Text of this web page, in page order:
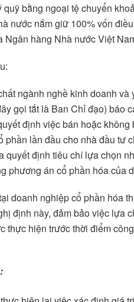
bằng ngoại tệ chuyển
nước nắm giữ 100% vốn
hàng Nhà nước Việt
ngành nghề kinh doanh
gọi tắt là Ban Chỉ đạo) báo
định việc bán hoặc
lần đầu cho nhà đầu tư
quyết định tiêu chí lựa chọn
phương án cổ phần hóa của
doanh nghiệp cổ phần hóa
định này, đảm bảo việc lựa
thực hiện trước thời điểm